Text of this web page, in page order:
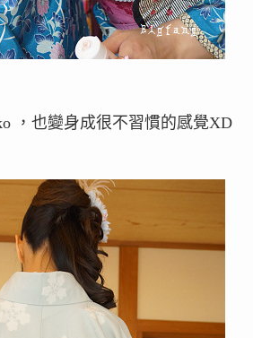
，也變身成很不習慣的感覺XD